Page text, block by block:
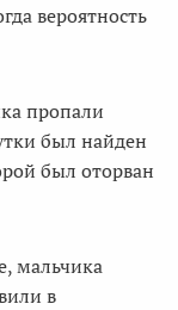
вероятность
пропали
был найден
был оторван
мальчика
в